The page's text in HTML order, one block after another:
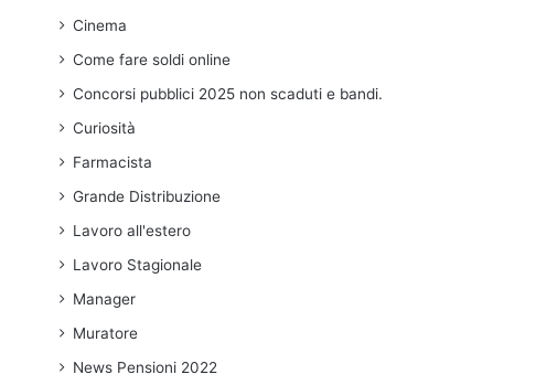
Cinema
Come fare soldi online
Concorsi pubblici 2025 non scaduti e bandi.
Curiosità
Farmacista
Grande Distribuzione
Lavoro all'estero
Lavoro Stagionale
Manager
Muratore
News Pensioni 2022